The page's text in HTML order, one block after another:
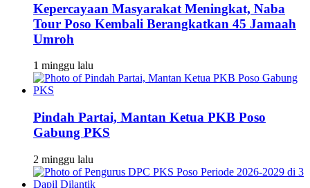
Kepercayaan Masyarakat Meningkat, Naba
Tour Poso Kembali Berangkatkan 45 Jamaah
Umroh
1 minggu lalu
Pindah Partai, Mantan Ketua PKB Poso
Gabung PKS
2 minggu lalu